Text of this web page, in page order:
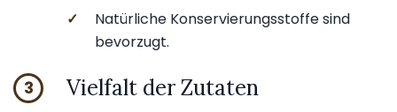
✓
Natürliche Konservierungsstoffe sind
bevorzugt.
3 Vielfalt der Zutaten